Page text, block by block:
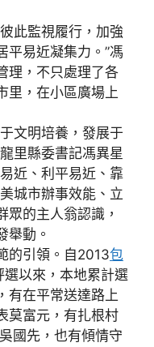
此監視履行，加強
平易近凝集力。”馮
理，不只處理了各
里，在小區廣場上
文明培養，發展于
里縣委書記馮異星
近、利平易近、靠
城市辦事效能、立
眾的主人翁認識，
舉動。
引領。自2013包
選以來，本地累計選
有在平常送達路上
莫富元，有扎根村
國先，也有傾情守